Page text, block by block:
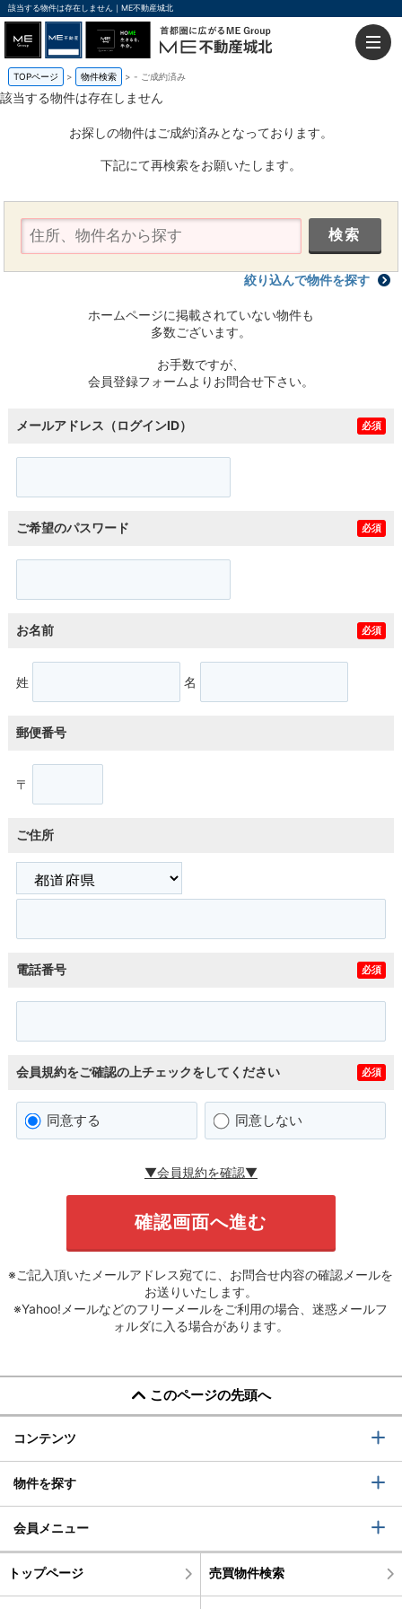
該当する物件は存在しません｜ME不動産城北
TOPページ 物件検索 - ご成約済み
該当する物件は存在しません
お探しの物件はご成約済みとなっております。
下記にて再検索をお願いたします。
絞り込んで物件を探す
ホームページに掲載されていない物件も
多数ございます。
お手数ですが、
会員登録フォームよりお問合せ下さい。
メールアドレス（ログインID） 必須
ご希望のパスワード 必須
お名前 必須
姓 名
郵便番号
〒
ご住所
電話番号 必須
会員規約をご確認の上チェックをしてください 必須
同意する 同意しない
▼会員規約を確認▼
※ご記入頂いたメールアドレス宛てに、お問合せ内容の確認メールを
お送りいたします。
※Yahoo!メールなどのフリーメールをご利用の場合、迷惑メールフ
ォルダに入る場合があります。
このページの先頭へ
コンテンツ
物件を探す
会員メニュー
トップページ 売買物件検索